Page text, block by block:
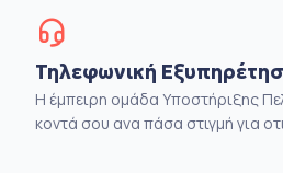
Τηλεφωνική
Η έμπειρη ομάδα Υποστήριξης
κοντά σου ανα πάσα στιγμή για